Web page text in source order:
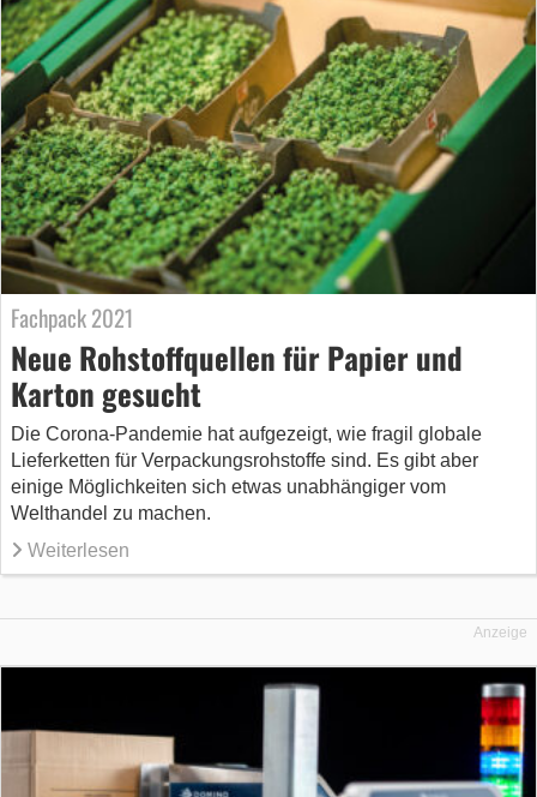
Fachpack 2021
Neue Rohstoffquellen für Papier und
Karton gesucht
Die Corona-Pandemie hat aufgezeigt, wie fragil globale
Lieferketten für Verpackungsrohstoffe sind. Es gibt aber
einige Möglichkeiten sich etwas unabhängiger vom
Welthandel zu machen.
Weiterlesen
Anzeige